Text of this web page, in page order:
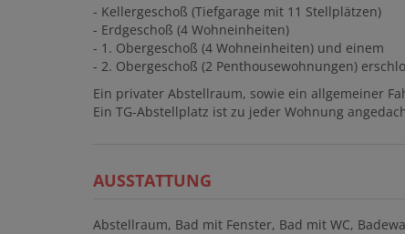
- Kellergeschoß (Tiefgarage mit 11 Stellplätzen)
- Erdgeschoß (4 Wohneinheiten)
- 1. Obergeschoß (4 Wohneinheiten) und einem
- 2. Obergeschoß (2 Penthousewohnungen)
Ein privater Abstellraum, sowie ein allgemeiner
Ein TG-Abstellplatz ist zu jeder Wohnung
AUSSTATTUNG
Abstellraum Bad mit Fenster Bad mit WC